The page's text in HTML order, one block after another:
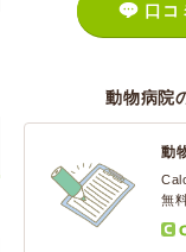
口コ
動物病院
動
無